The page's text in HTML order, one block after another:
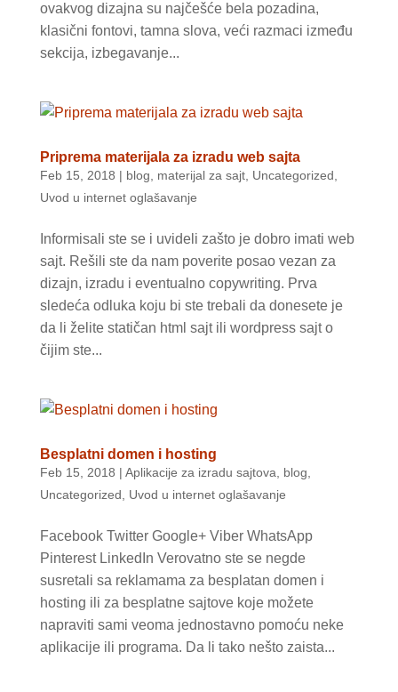
ovakvog dizajna su najčešće bela pozadina,
klasični fontovi, tamna slova, veći razmaci između
sekcija, izbegavanje...
Priprema materijala za izradu web sajta
Feb 15, 2018 | blog materijal za sajt, Uncategorized
Uvod u internet oglašavanje
Informisali ste se i uvideli zašto je dobro imati web
sajt. Rešili ste da nam poverite posao vezan za
dizajn, izradu i eventualno copywriting. Prva
sledeća odluka koju bi ste trebali da donesete je
da li želite statičan html sajt ili wordpress sajt o
čijim ste...
Besplatni domen i hosting
Feb 15, 2018 | Aplikacije za izradu sajtova blog
Uncategorized
Uvod u internet oglašavanje
Facebook Twitter Google+ Viber WhatsApp
Pinterest LinkedIn Verovatno ste se negde
susretali sa reklamama za besplatan domen i
hosting ili za besplatne sajtove koje možete
napraviti sami veoma jednostavno pomoću neke
aplikacije ili programa. Da li tako nešto zaista...